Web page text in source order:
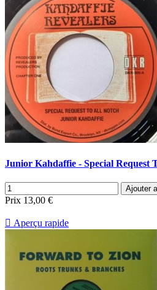
Junior Kahdaffie - Special Request
Ajouter
Prix 13,00 €
 Aperçu rapide